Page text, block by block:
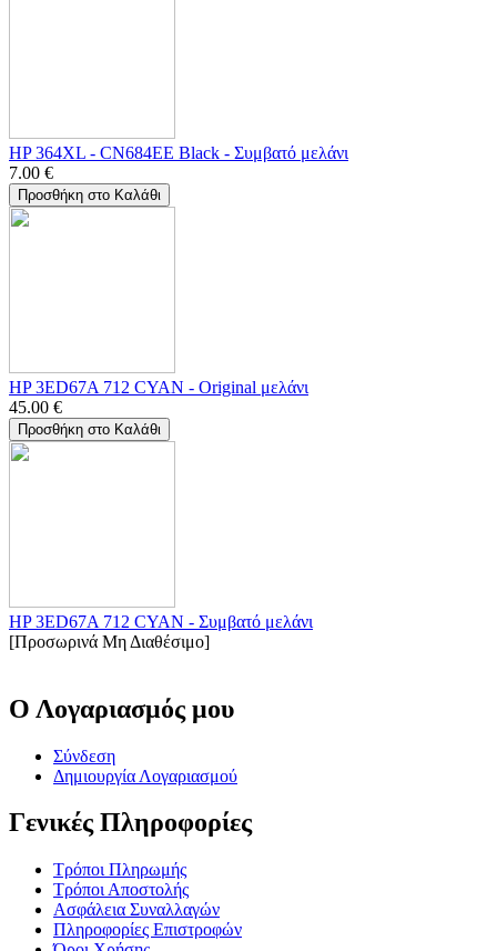
HP 364XL - CN684EE Black - Συμβατό μελάνι
7.00 €
Προσθήκη στο Καλάθι
HP 3ED67A 712 CYAN - Οriginal μελάνι
45.00 €
Προσθήκη στο Καλάθι
HP 3ED67A 712 CYAN - Συμβατό μελάνι
[Προσωρινά Μη Διαθέσιμο]
Ο Λογαριασμός μου
Σύνδεση
Δημιουργία Λογαριασμού
Γενικές Πληροφορίες
Τρόποι Πληρωμής
Τρόποι Αποστολής
Ασφάλεια Συναλλαγών
Πληροφορίες Επιστροφών